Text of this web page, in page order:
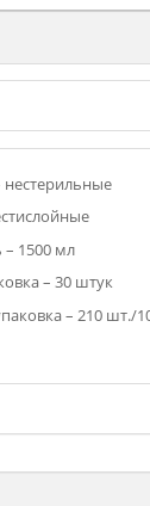
– нестерильные
– 30 штук
упаковка – 210